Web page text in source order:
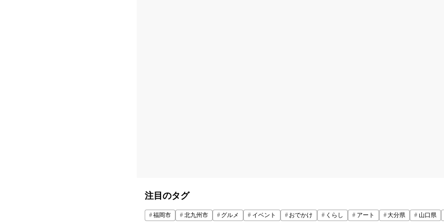
注目のタグ
福岡市 北九州市 グルメ イベント おでかけ くらし アート 大分県 山口県